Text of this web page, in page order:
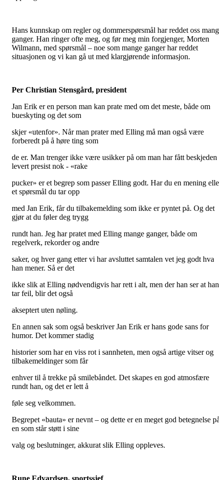
Hans kunnskap om regler og dommerspørsmål har reddet oss
ganger. Han ringer ofte meg, og før meg min forgjenger, Morten
Wilmann, med spørsmål – noe som mange ganger har reddet
situasjonen og vi kan gå ut med klargjørende informasjon.
Per Christian Stensgård, president
Jan Erik er en person man kan prate med om det meste, både om
bueskyting og det som
skjer «utenfor». Når man prater med Elling må man også være
forberedt på å høre ting som
de er. Man trenger ikke være usikker på om man har fått beskjeden
levert presist nok - «rake
pucker» er et begrep som passer Elling godt. Har du en mening
et spørsmål du tar opp
med Jan Erik, får du tilbakemelding som ikke er pyntet på. Og det
gjør at du føler deg trygg
rundt han. Jeg har pratet med Elling mange ganger, både om
regelverk, rekorder og andre
saker, og hver gang etter vi har avsluttet samtalen vet jeg godt hva
han mener. Så er det
ikke slik at Elling nødvendigvis har rett i alt, men der han ser at han
tar feil, blir det også
akseptert uten nøling.
En annen sak som også beskriver Jan Erik er hans gode sans for
humor. Det kommer stadig
historier som har en viss rot i sannheten, men også artige vitser og
tilbakemeldinger som får
enhver til å trekke på smilebåndet. Det skapes en god atmosfære
rundt han, og det er lett å
føle seg velkommen.
Begrepet «bauta» er nevnt – og dette er en meget god betegnelse
en som står støtt i sine
valg og beslutninger, akkurat slik Elling oppleves.
Rune Edvardsen, sportssjef